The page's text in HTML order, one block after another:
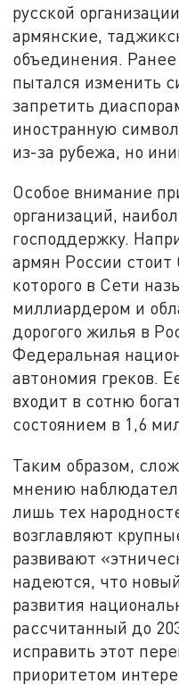
русской
армянские,
объединения.
пытался изменить
запретить
иностранную
из-за рубежа, но
Особое внимание
организаций,
господдержку.
армян России
которого в Сети
миллиардером и
дорогого жилья в
Федеральная
автономия греков.
входит в сотню
состоянием в 1,6
Таким образом,
мнению
лишь тех
возглавляют
развивают
надеются, что
развития
рассчитанный до
исправить этот
приоритетом